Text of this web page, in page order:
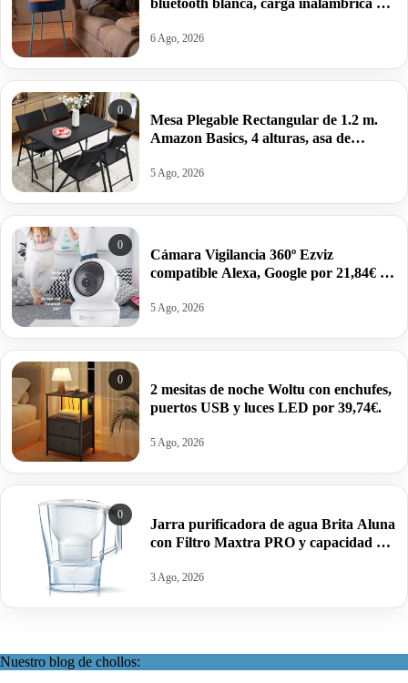
bluetooth blanca, carga inalámbrica y
6 Ago, 2026
0
Mesa Plegable Rectangular de 1.2 m.
Amazon Basics, 4 alturas, asa de
22,99€ antes 39,95€.
5 Ago, 2026
0
Cámara Vigilancia 360º Ezviz
compatible Alexa, Google por 21,84€ y
5 Ago, 2026
0
2 mesitas de noche Woltu con enchufes,
puertos USB y luces LED por 39,74€.
5 Ago, 2026
0
Jarra purificadora de agua Brita Aluna
con Filtro Maxtra PRO y capacidad de
3 Ago, 2026
Nuestro blog de chollos: